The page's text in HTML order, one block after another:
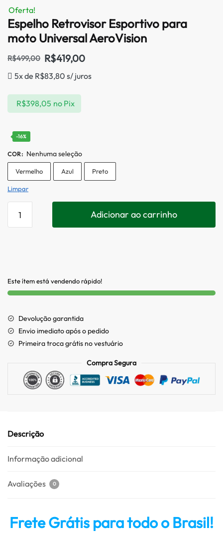
Oferta!
Espelho Retrovisor Esportivo para
moto Universal AeroVision
R$499,00 R$419,00
5x de R$83,80 s/ juros
R$398,05 no Pix
-16%
COR: Nenhuma seleção
Vermelho Azul Preto
Limpar
Adicionar ao carrinho
Este ítem está vendendo rápido!
Devolução garantida
Envio imediato após o pedido
Primeira troca grátis no vestuário
Compra Segura
Descrição
Informação adicional
Avaliações 0
Frete Grátis para todo o Brasil!